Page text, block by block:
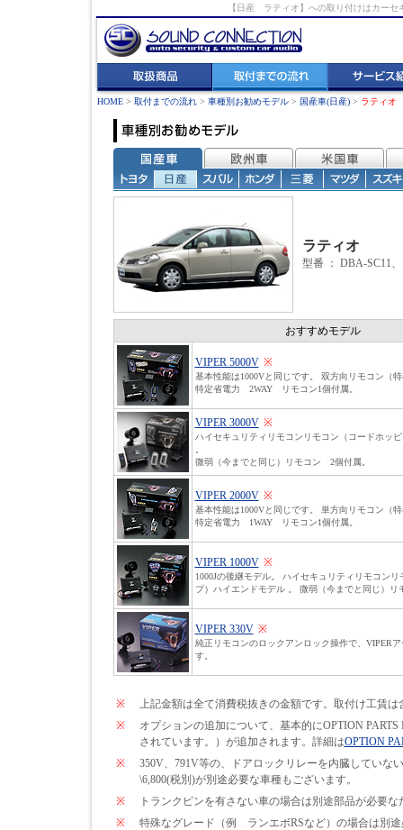
【日産 ラティオ】への取り付けはカー
HOME > 取付までの流れ > 車種別お勧めモデル > 国産車(日産) > ラティオ
ラティオ
型番 ： DBA-SC11
おすすめモデル
VIPER 5000V ※
基本性能は1000Vと同じです。 双方向リモコン（
特定省電力 2WAY リモコン1個付属。
VIPER 3000V ※
ハイセキュリティリモコンリモコン（コードホッ
微弱（今までと同じ）リモコン 2個付属。
VIPER 2000V ※
基本性能は1000Vと同じです。 単方向リモコン（
特定省電力 1WAY リモコン1個付属。
VIPER 1000V ※
1000Jの後継モデル。 ハイセキュリティリモコン
プ）ハイエンドモデル 。 微弱（今までと同じ）
VIPER 330V ※
純正リモコンのロックアンロック操作で、VIPER
す。
※
上記金額は全て消費税抜きの金額です。取付け工賃は
※
オプションの追加について、基本的にOPTION
されています。）が追加されます。詳細はOPTION
※
350V、791V等の、ドアロックリレーを内臓してい
\6,800(税別)が別途必要な車種もございます。
※
トランクピンを有さない車の場合は別途部品が必要な
※
特殊なグレード（例 ランエボRSなど）の場合は別